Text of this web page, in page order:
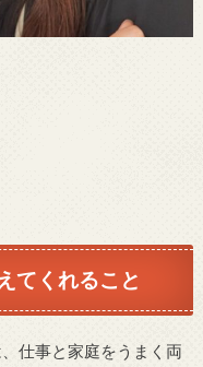
てくれること
仕事と家庭をうまく両